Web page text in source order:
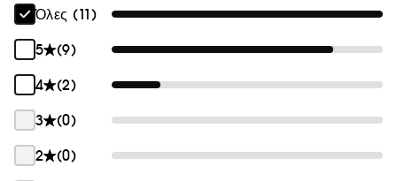
Όλες (11)
5
(9)
4
(2)
3
(0)
2
(0)